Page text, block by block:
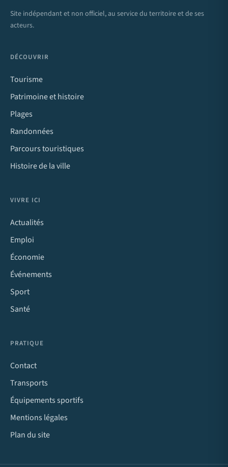
Site indépendant et non officiel, au service du territoire et de ses
acteurs.
DÉCOUVRIR
Tourisme
Patrimoine et histoire
Plages
Randonnées
Parcours touristiques
Histoire de la ville
VIVRE ICI
Actualités
Emploi
Économie
Événements
Sport
Santé
PRATIQUE
Contact
Transports
Équipements sportifs
Mentions légales
Plan du site